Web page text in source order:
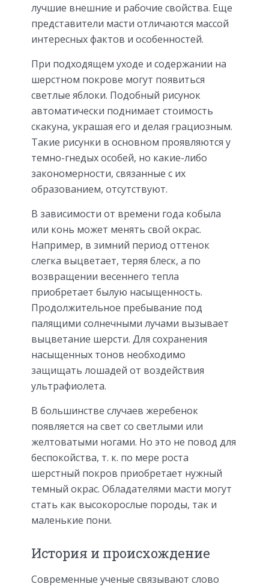
лучшие внешние и рабочие свойства. Еще
представители масти отличаются массой
интересных фактов и особенностей.
При подходящем уходе и содержании на
шерстном покрове могут появиться
светлые яблоки. Подобный рисунок
автоматически поднимает стоимость
скакуна, украшая его и делая грациозным.
Такие рисунки в основном проявляются у
темно-гнедых особей, но какие-либо
закономерности, связанные с их
образованием, отсутствуют.
В зависимости от времени года кобыла
или конь может менять свой окрас.
Например, в зимний период оттенок
слегка выцветает, теряя блеск, а по
возвращении весеннего тепла
приобретает былую насыщенность.
Продолжительное пребывание под
палящими солнечными лучами вызывает
выцветание шерсти. Для сохранения
насыщенных тонов необходимо
защищать лошадей от воздействия
ультрафиолета.
В большинстве случаев жеребенок
появляется на свет со светлыми или
желтоватыми ногами. Но это не повод для
беспокойства, т. к. по мере роста
шерстный покров приобретает нужный
темный окрас. Обладателями масти могут
стать как высокорослые породы, так и
маленькие пони.
История и происхождение
Современные ученые связывают слово